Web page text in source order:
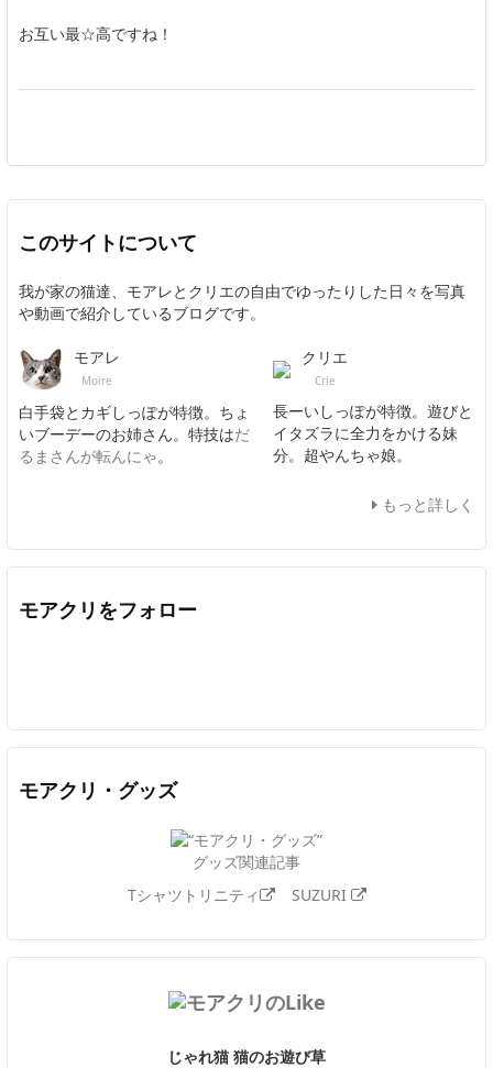
お互い最☆高ですね！
このサイトについて
我が家の猫達、モアレとクリエの自由でゆったりした日々を写真
や動画で紹介しているブログです。
モアレ
Moire
白手袋とカギしっぽが特徴。ちょ
いブーデーのお姉さん。特技はだ
るまさんが転んにゃ。
クリエ
Crie
長ーいしっぽが特徴。遊びと
イタズラに全力をかける妹
分。超やんちゃ娘。
もっと詳しく
モアクリをフォロー
モアクリ・グッズ
グッズ関連記事
Tシャツトリニティ
SUZURI
じゃれ猫 猫のお遊び草